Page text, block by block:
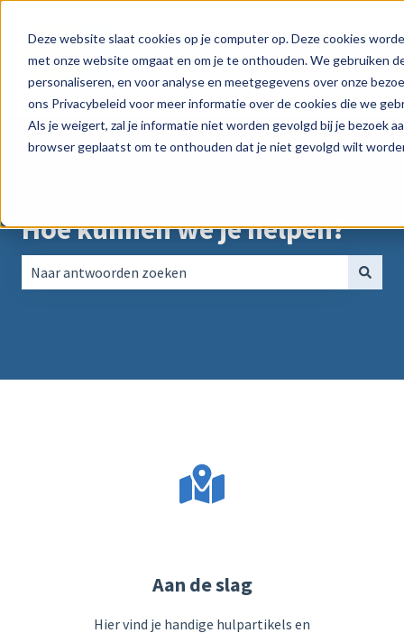
Deze website slaat cookies op je computer op. Deze cookies
met onze website omgaat en om je te onthouden. We gebruiken
personaliseren, en voor analyse en meetgegevens over onze
ons Privacybeleid voor meer informatie over de cookies die we
Als je weigert, zal je informatie niet worden gevolgd bij je bezoek
browser geplaatst om te onthouden dat je niet gevolgd wilt
Product
Submenu tonen voor
Peppol
Hoe kunnen we je helpen?
Aan de slag
Hier vind je handige hulpartikels en